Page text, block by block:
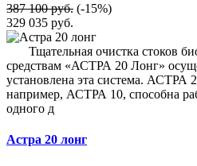
387 100 руб. (-15%)
329 035 руб.
Тщательная очистка стоков
средствам «АСТРА 20 Лонг»
установлена эта система. АСТРА
например, АСТРА 10, способна
одного д
Астра 20 лонг